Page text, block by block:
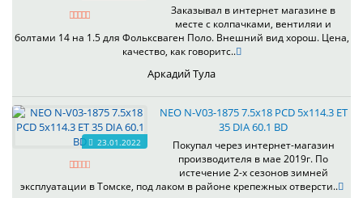
Заказывал в интернет магазине в
месте с колпачками, вентиляи и
болтами 14 на 1.5 для Фольксваген Поло. Внешний вид хорош. Цена,
качество, как говоритс..
Аркадий Тула
23.01.2022
NEO N-V03-1875 7.5x18 PCD 5x114.3 ET
35 DIA 60.1 BD
Покупал через интернет-магазин
производителя в мае 2019г. По
истечение 2-х сезонов зимней
эксплуатации в Томске, под лаком в районе крепежных отверсти..